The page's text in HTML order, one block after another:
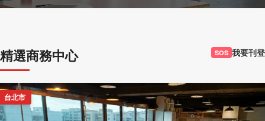
精選商務中心 SOS 我要刊登
台北市